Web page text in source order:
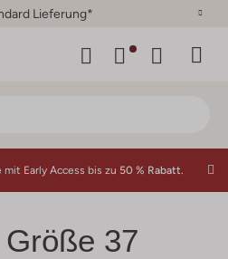
mit Early Access bis zu 50 % Rabatt.
Größe 37